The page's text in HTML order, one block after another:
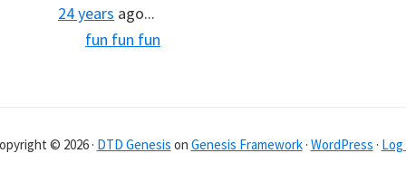
24 years ago...
fun fun fun
© 2026 · DTD Genesis on Genesis Framework· WordPress · Log